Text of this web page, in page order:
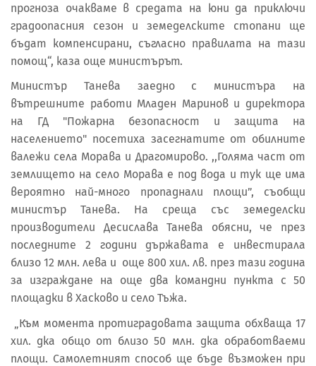
прогноза очакваме в средата на юни да приключи
градоопасния сезон и земеделските стопани ще
бъдат компенсирани, съгласно правилата на тази
помощ“, каза още министърът.
Министър Танева заедно с министъра на
вътрешните работи Младен Маринов и директора
на ГД "Пожарна безопасност и защита на
населението" посетиха засегнатите от обилните
валежи села Морава и Драгомирово. ,,Голяма част от
землището на село Морава е под вода и тук ще има
вероятно най-много пропаднали площи”, съобщи
министър Танева. На среща със земеделски
производители Десислава Танева обясни, че през
последните 2 години държавата е инвестирала
близо 12 млн. лева и още 800 хил. лв. през тази година
за изграждане на още два командни пункта с 50
площадки в Хасково и село Тъжа.
„Към момента протиградовата защита обхваща 17
хил. дка общо от близо 50 млн. дка обработваеми
площи. Самолетният способ ще бъде възможен при